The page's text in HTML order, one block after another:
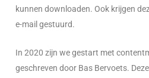
kunnen downloaden. Ook krijgen
e-mail gestuurd.
In 2020 zijn we gestart met
geschreven door Bas Bervoets.